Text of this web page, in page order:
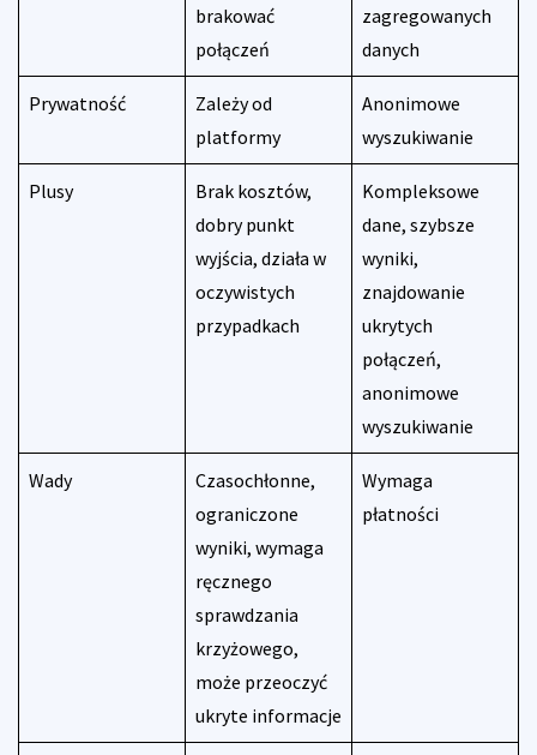
brakować
połączeń
zagregowanych
danych
Prywatność
Zależy od
platformy
Anonimowe
wyszukiwanie
Plusy
Brak kosztów,
dobry punkt
wyjścia, działa w
oczywistych
przypadkach
Kompleksowe
dane, szybsze
wyniki,
znajdowanie
ukrytych
połączeń,
anonimowe
wyszukiwanie
Wady
Czasochłonne,
ograniczone
wyniki, wymaga
ręcznego
sprawdzania
krzyżowego,
może przeoczyć
ukryte informacje
Wymaga
płatności